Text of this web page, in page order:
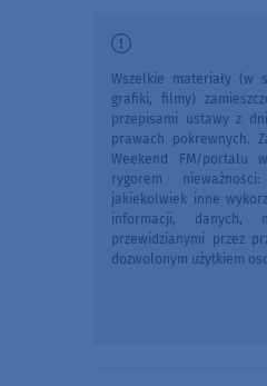
Wszelkie materiały (w
grafiki, filmy)
przepisami ustawy z
prawach pokrewnych.
Weekend FM/portalu
rygorem
jakiekolwiek inne
informacji, danych,
przewidzianymi przez
dozwolonym użytkiem